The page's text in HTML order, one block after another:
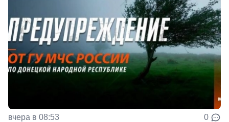
вчера в 08:53 0